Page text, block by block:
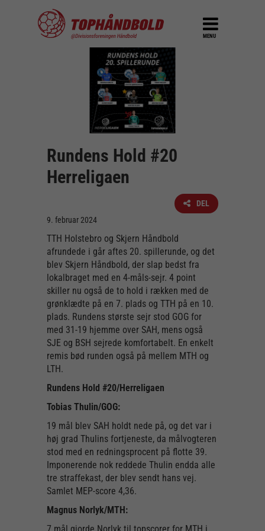
MENU
Rundens Hold #20
Herreligaen
DEL
9. februar 2024
TTH Holstebro og Skjern Håndbold
afrundede i går aftes 20. spillerunde, og det
blev Skjern Håndbold, der slap bedst fra
lokalbraget med en 4-måls-sejr. 4 point
skiller nu også de to hold i rækken med de
grønklædte på en 7. plads og TTH på en 10.
plads. Rundens største sejr stod GOG for
med 31-19 hjemme over SAH, mens også
SJE og BSH sejrede komfortabelt. En enkelt
remis bød runden også på mellem MTH og
LTH.
Rundens Hold #20/Herreligaen
Tobias Thulin/GOG:
19 mål blev SAH holdt nede på, og det var i
høj grad Thulins fortjeneste, da målvogteren
stod med en redningsprocent på flotte 39.
Imponerende nok reddede Thulin endda alle
tre straffekast, der blev sendt hans vej.
Samlet MEP-score 4,36.
Magnus Norlyk/MTH: